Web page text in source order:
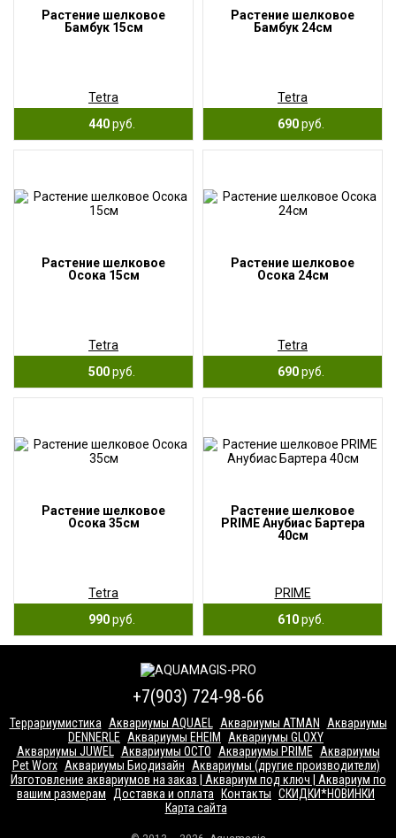
Растение шелковое
Бамбук 15см
Tetra
440руб.
Растение шелковое
Бамбук 24см
Tetra
690руб.
Растение шелковое
Осока 15см
Tetra
500руб.
Растение шелковое
Осока 24см
Tetra
690руб.
Растение шелковое
Осока 35см
Tetra
990руб.
Растение шелковое
PRIME Анубиас Бартера
40см
PRIME
610руб.
+7(903) 724-98-66
Террариумистика Аквариумы AQUAEL Аквариумы ATMAN
Аквариумы
DENNERLE
Аквариумы EHEIM
Аквариумы GLOXY
Аквариумы JUWEL
Аквариумы OCTO Аквариумы PRIME
Аквариумы
Pet Worx Аквариумы Биодизайн
Аквариумы (другие производители)
Изготовление аквариумов на заказ | Аквариум под ключ | Аквариум по
вашим размерам
Доставка и оплата Контакты СКИДКИ*НОВИНКИ
Карта сайта